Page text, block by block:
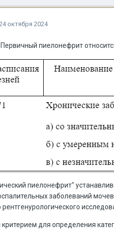
октября 2024
пиелонефрит
пиелонефрит"
заболеваний
рентгенурологического
для определения